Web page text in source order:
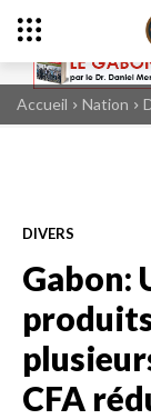
Accueil Nation
DIVERS
Gabon:
CFA